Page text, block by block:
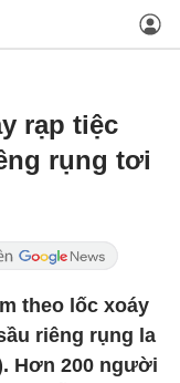
rạp tiệc
rụng tơi
theo lốc xoáy
riêng rụng la
Hơn 200 người